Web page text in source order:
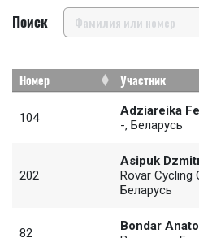
Поиск
Номер Участник
104
Adziareika
-, Беларусь
202
Asipuk
Rovar Cycling
Беларусь
82
Bondar